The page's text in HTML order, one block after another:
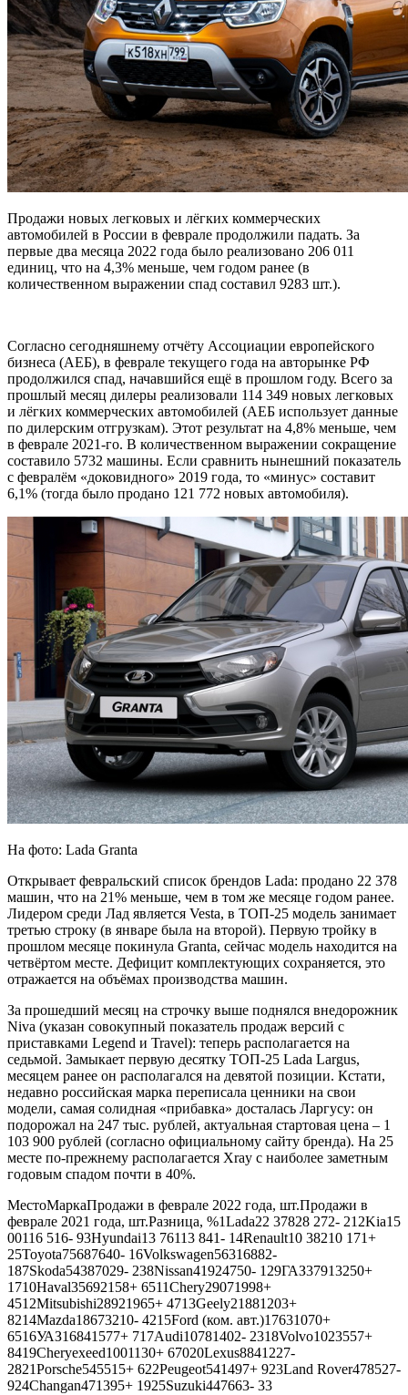
Продажи новых легковых и лёгких коммерческих
автомобилей в России в феврале продолжили падать. За
первые два месяца 2022 года было реализовано 206 011
единиц, что на 4,3% меньше, чем годом ранее (в
количественном выражении спад составил 9283 шт.).
Согласно сегодняшнему отчёту Ассоциации европейского
бизнеса (АЕБ), в феврале текущего года на авторынке РФ
продолжился спад, начавшийся ещё в прошлом году. Всего за
прошлый месяц дилеры реализовали 114 349 новых легковых
и лёгких коммерческих автомобилей (АЕБ использует данные
по дилерским отгрузкам). Этот результат на 4,8% меньше, чем
в феврале 2021-го. В количественном выражении сокращение
составило 5732 машины. Если сравнить нынешний показатель
с февралём «доковидного» 2019 года, то «минус» составит
6,1% (тогда было продано 121 772 новых автомобиля).
На фото: Lada Granta
Открывает февральский список брендов Lada: продано 22 378
машин, что на 21% меньше, чем в том же месяце годом ранее.
Лидером среди Лад является Vesta, в ТОП-25 модель занимает
третью строку (в январе была на второй). Первую тройку в
прошлом месяце покинула Granta, сейчас модель находится на
четвёртом месте. Дефицит комплектующих сохраняется, это
отражается на объёмах производства машин.
За прошедший месяц на строчку выше поднялся внедорожник
Niva (указан совокупный показатель продаж версий с
приставками Legend и Travel): теперь располагается на
седьмой. Замыкает первую десятку ТОП-25 Lada Largus,
месяцем ранее он располагался на девятой позиции. Кстати,
недавно российская марка переписала ценники на свои
модели, самая солидная «прибавка» досталась Ларгусу: он
подорожал на 247 тыс. рублей, актуальная стартовая цена – 1
103 900 рублей (согласно официальному сайту бренда). На 25
месте по-прежнему располагается Xray c наиболее заметным
годовым спадом почти в 40%.
МестоМаркаПродажи в феврале 2022 года, шт.Продажи в
феврале 2021 года, шт.Разница, %1Lada22 37828 272- 212Kia15
00116 516- 93Hyundai13 76113 841- 14Renault10 38210 171+
25Toyota75687640- 16Volkswagen56316882-
187Skoda54387029- 238Nissan41924750- 129ГАЗ37913250+
1710Haval35692158+ 6511Chery29071998+
4512Mitsubishi28921965+ 4713Geely21881203+
8214Mazda18673210- 4215Ford (ком. авт.)17631070+
6516УАЗ16841577+ 717Audi10781402- 2318Volvo1023557+
8419Cheryexeed1001130+ 67020Lexus8841227-
2821Porsche545515+ 622Peugeot541497+ 923Land Rover478527-
924Changan471395+ 1925Suzuki447663- 33